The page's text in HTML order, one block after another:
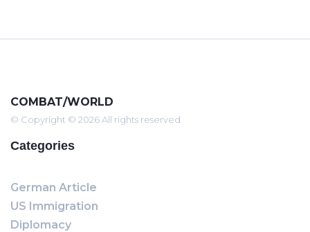
COMBAT/WORLD
© Copyright © 2026 All rights reserved
Categories
German Article
US Immigration
Diplomacy